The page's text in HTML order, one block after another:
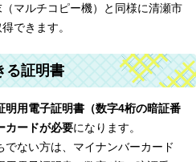
（マルチコピー機）と同様に清瀬市
できます。
る証明書
明用電子証明書（数字4桁の暗証番
カードが必要になります。
ない方は、マイナンバーカード